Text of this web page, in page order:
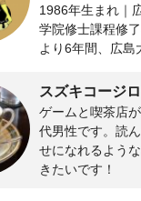
1986年生まれ｜
学院修士課程修
より6年間、広島
スズキコージ
ゲームと喫茶店
代男性です。読
せになれるよう
きたいです！